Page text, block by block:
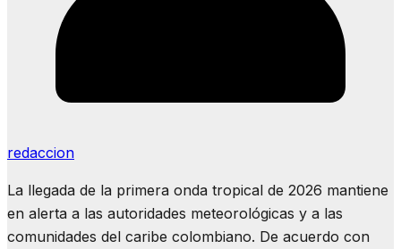
redaccion
La llegada de la primera onda tropical de 2026 mantiene
en alerta a las autoridades meteorológicas y a las
comunidades del caribe colombiano. De acuerdo con